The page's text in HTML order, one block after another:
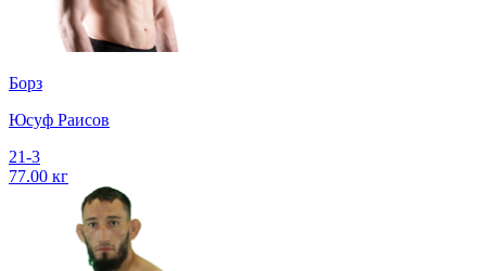
Борз
Юсуф Раисов
21-3
77.00 кг